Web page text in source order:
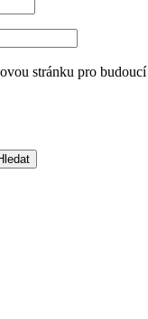
stránku pro budoucí